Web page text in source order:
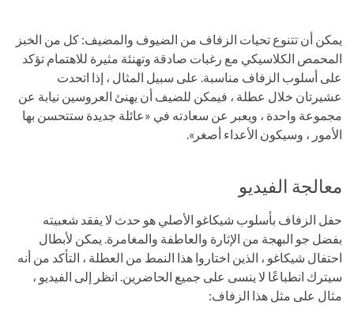
يمكن أن تتنوع تحيات الزفاف من الضيوف والمضيف: كل من الخبز
المحمص الكلاسيكي مع رغبات صادقة وتهنئة مثيرة للاهتمام تؤكد
على أسلوب الزفاف مناسبة. على سبيل المثال ، إذا اتحدت
عشيرتان خلال عطلة ، فيمكن للضيف أن يهنئ العروسين نيابة عن
مجموعة واحدة ، ويعبر عن سعادته في «عائلة جديدة ستتحسن بها
الأمور ، وسيكون الأعداء أصغر».
معالجة الفيديو
حفل الزفاف بأسلوب شيكاغو الأصلي هو حدث لا يفقد شعبيته
بفضل جو البهجة من الإثارة والعاطفة والمغامرة. يمكن لأبطال
احتفال شيكاغو ، الذين اختاروا هذا النمط من العطلة ، التأكد من أنه
سيترك انطباعًا لا ينسى على جميع الحاضرين. انظر إلى الفيديو ،
مثال على مثل هذا الزفاف: